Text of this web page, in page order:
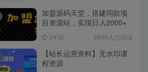
加盟源码天堂，搭建同款项
目资源站，实现日入2000+
3年前 6894人已阅读
【站长运营资料】无水印课
程资源